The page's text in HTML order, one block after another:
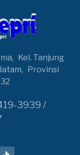
Kel. Tanjung
Provinsi
3939 /